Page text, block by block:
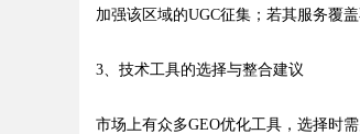
加强该区域的UGC征集；若其服务覆
3、技术工具的选择与整合建议
市场上有众多GEO优化工具，选择时